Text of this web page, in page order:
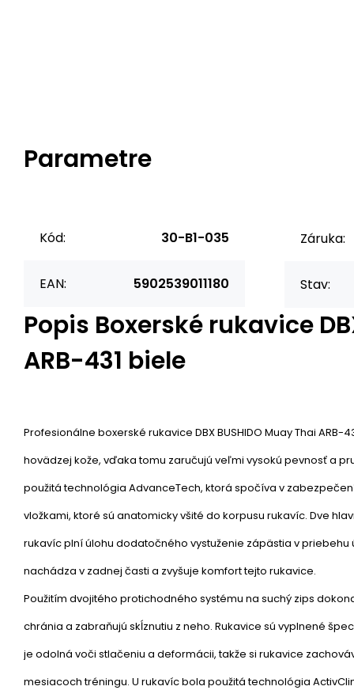
Parametre
Kód: 30-B1-035
EAN: 5902539011180
Záruka:
Stav:
Popis Boxerské rukavice
ARB-431 biele
Profesionálne boxerské rukavice DBX BUSHIDO Muay Thai ARB-
hovädzej kože, vďaka tomu zaručujú veľmi vysokú pevnosť a
použitá technológia AdvanceTech, ktorá spočíva v
vložkami, ktoré sú anatomicky všité do korpusu rukavíc. Dve
rukavíc plní úlohu dodatočného vystuženie zápästia v priebehu
nachádza v zadnej časti a zvyšuje komfort tejto rukavice.
Použitím dvojitého protichodného systému na suchý zips
chránia a zabraňujú skĺznutiu z neho. Rukavice sú vyplnené
je odolná voči stlačeniu a deformácii, takže si rukavice
mesiacoch tréningu. U rukavíc bola použitá technológia